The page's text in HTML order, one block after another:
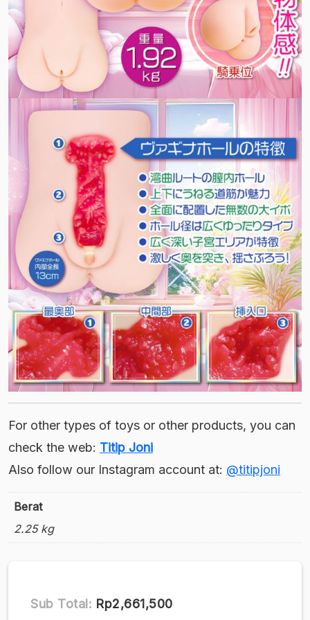
For other types of toys or other products, you can
check the web: Titip Joni
Also follow our Instagram account at: @titipjoni
Berat
2.25 kg
Sub Total: Rp2,661,500